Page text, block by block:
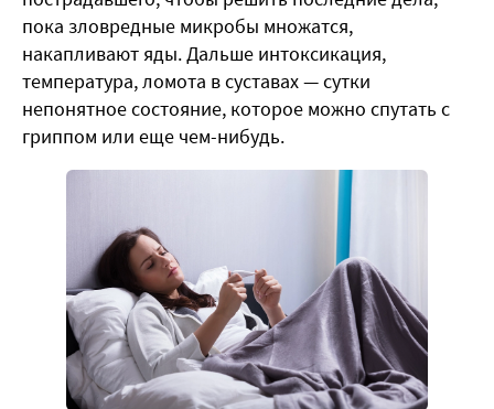
пока зловредные микробы множатся,
накапливают яды. Дальше интоксикация,
температура, ломота в суставах — сутки
непонятное состояние, которое можно спутать с
гриппом или еще чем-нибудь.